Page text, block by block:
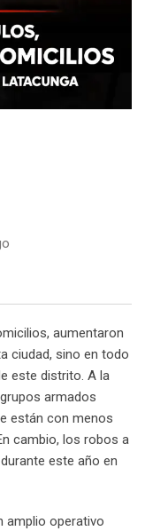
aumentaron
ciudad, sino en todo
este distrito. A la
armados
están con menos
cambio, los robos a
este año en
amplio operativo